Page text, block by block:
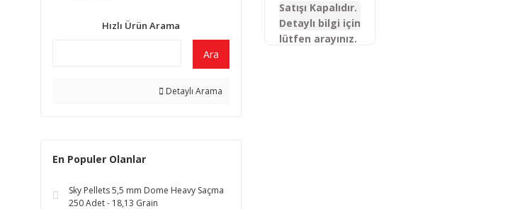
Hızlı Ürün Arama
Ara
Detaylı Arama
En Populer Olanlar
Sky Pellets 5,5 mm Dome Heavy Saçma
250 Adet - 18,13 Grain
Satışı Kapalıdır.
Detaylı bilgi için
lütfen arayınız.